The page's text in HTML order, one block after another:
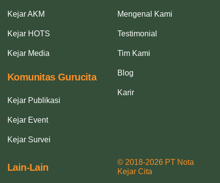
Kejar AKM
Kejar HOTS
Kejar Media
Komunitas Gurucita
Kejar Publikasi
Kejar Event
Kejar Survei
Mengenal Kami
Testimonial
Tim Kami
Blog
Karir
Lain-Lain
© 2018-2026 PT Nota
Kejar Cita